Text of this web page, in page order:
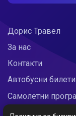
Дорис Травел
За нас
Контакти
Автобусни билети
Самолетни
Doris Украйна